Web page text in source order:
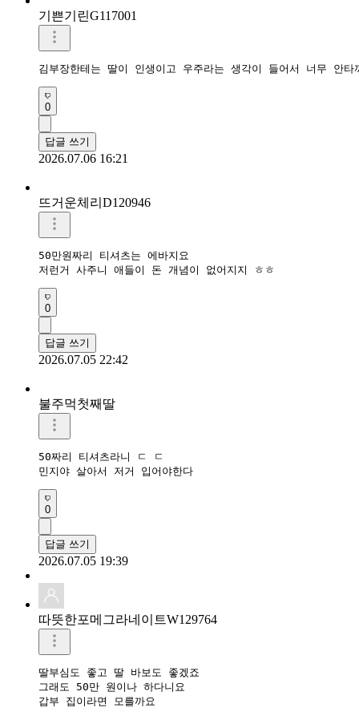
기쁜기린G117001
김부장한테는 딸이 인생이고 우주라는 생각이 들어서 너무 안타
0
답글 쓰기
2026.07.06 16:21
뜨거운체리D120946
50만원짜리 티셔츠는 에바지요
저런거 사주니 애들이 돈 개념이 없어지지 ㅎㅎ
0
답글 쓰기
2026.07.05 22:42
불주먹첫째딸
50짜리 티셔츠라니 ㄷ ㄷ
민지야 살아서 저거 입어야한다
0
답글 쓰기
2026.07.05 19:39
따뜻한포메그라네이트W129764
딸부심도 좋고 딸 바보도 좋겠죠
그래도 50만 원이나 하다니요
갑부 집이라면 모를까요